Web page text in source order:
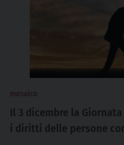
Il 3 dicembre la
i diritti delle persone